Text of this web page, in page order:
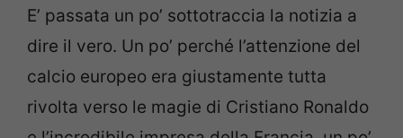
E’ passata un po’ sottotraccia la notizia a
dire il vero. Un po’ perché l’attenzione del
calcio europeo era giustamente tutta
rivolta verso le magie di Cristiano Ronaldo